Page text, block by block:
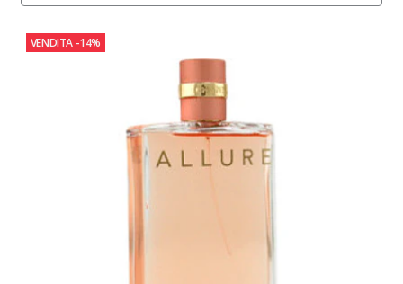
VENDITA -14%